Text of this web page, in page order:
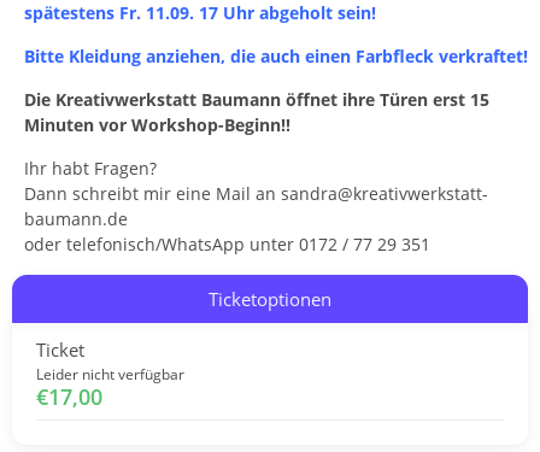
spätestens Fr. 11.09. 17 Uhr abgeholt sein!
Bitte Kleidung anziehen, die auch einen Farbfleck verkraftet!
Die Kreativwerkstatt Baumann öffnet ihre Türen erst 15
Minuten vor Workshop-Beginn!!
Ihr habt Fragen?
Dann schreibt mir eine Mail an sandra@kreativwerkstatt-
baumann.de
oder telefonisch/WhatsApp unter 0172 / 77 29 351
Ticketoptionen
Ticket
Leider nicht verfügbar
€17,00